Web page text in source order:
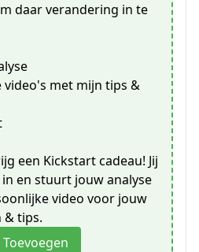
daar verandering in te
met mijn tips &
een Kickstart cadeau! Jij
en stuurt jouw analyse
video voor jouw
& tips.
Toevoegen